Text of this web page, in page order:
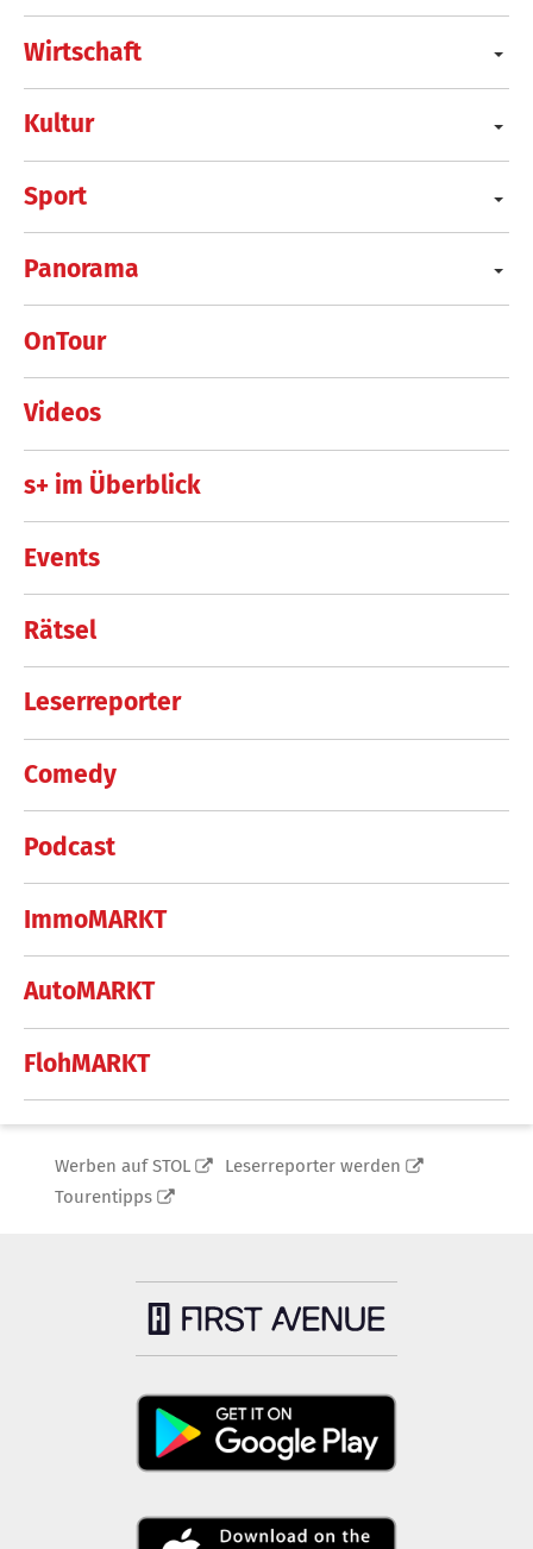
Wirtschaft
Kultur
Sport
Panorama
OnTour
Videos
s+ im Überblick
Events
Rätsel
Leserreporter
Comedy
Podcast
ImmoMARKT
AutoMARKT
FlohMARKT
Werben auf STOL
Leserreporter werden
Tourentipps